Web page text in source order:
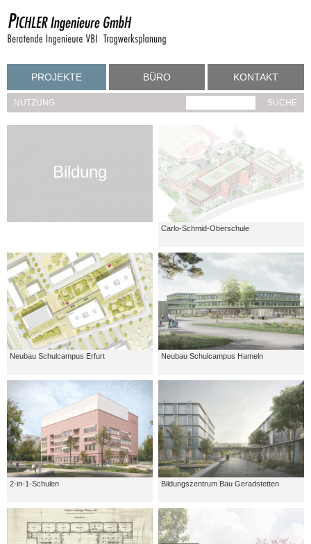
PROJEKTE BÜRO KONTAKT
NUTZUNG
Bildung
Carlo-Schmid-Oberschule
Neubau Schulcampus Erfurt Neubau Schulcampus Hameln
2-in-1-Schulen Bildungszentrum Bau Geradstetten